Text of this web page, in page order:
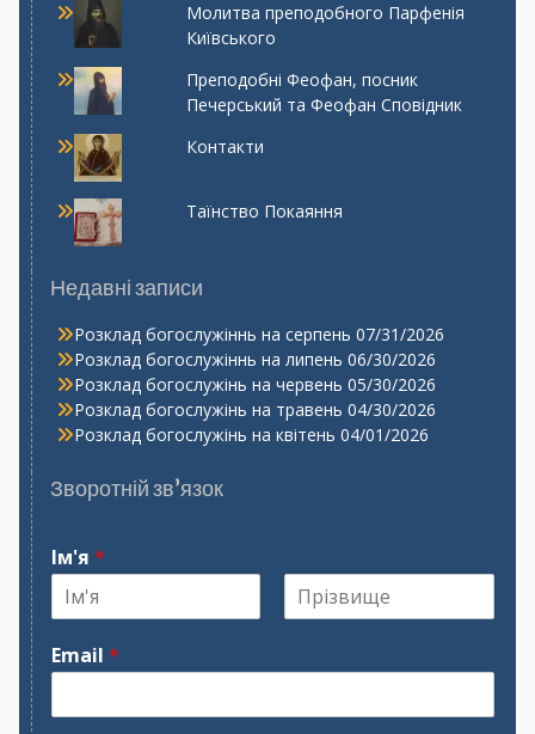
Молитва преподобного Парфенія
Київського
Преподобні Феофан, посник
Печерський та Феофан Сповідник
Контакти
Таїнство Покаяння
Недавні записи
Розклад богослужіннь на серпень 07/31/2026
Розклад богослужіннь на липень 06/30/2026
Розклад богослужінь на червень 05/30/2026
Розклад богослужінь на травень 04/30/2026
Розклад богослужінь на квітень 04/01/2026
Зворотній зв’язок
Ім'я *
м
'
и
Email *